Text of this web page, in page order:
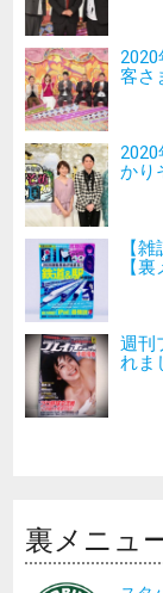
客さ
かり
【
【
週刊
れま
裏メニュ